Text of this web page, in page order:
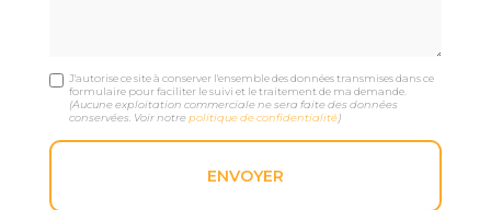
J'autorise ce site à conserver l'ensemble des données transmises dans ce
formulaire pour faciliter le suivi et le traitement de ma demande.
(Aucune exploitation commerciale ne sera faite des données
conservées. Voir notrepolitique de confidentialité)